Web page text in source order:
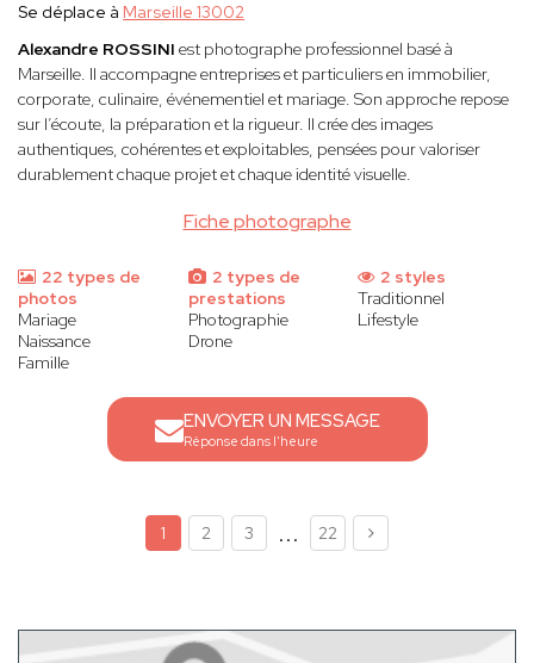
Fiche photographe
Se déplace à Marseille 13002
Alexandre ROSSINI est photographe professionnel basé à
Marseille. Il accompagne entreprises et particuliers en immobilier,
corporate, culinaire, événementiel et mariage. Son approche repose
sur l’écoute, la préparation et la rigueur. Il crée des images
authentiques, cohérentes et exploitables, pensées pour valoriser
durablement chaque projet et chaque identité visuelle.
22 types de
photos
Mariage
Naissance
Famille
2 types de
prestations
Photographie
Drone
2 styles
Traditionnel
Lifestyle
ENVOYER UN MESSAGE
Réponse dans l'heure
1 2 3 ... 22